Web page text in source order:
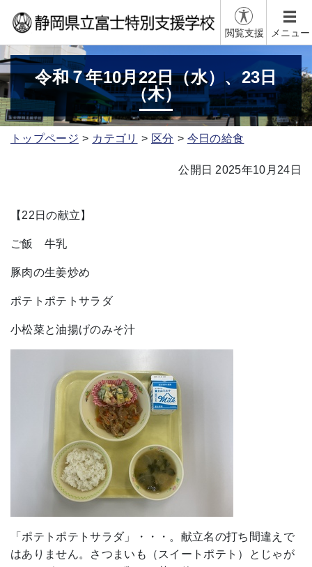
閲覧支援 メニュー
令和７年10月22日（水）、23日
（木）
トップページ カテゴリ 区分 今日の給食
公開日 2025年10月24日
【22日の献立】
ご飯 牛乳
豚肉の生姜炒め
ポテトポテトサラダ
小松菜と油揚げのみそ汁
「ポテトポテトサラダ」・・・。献立名の打ち間違えで
はありません。さつまいも（スイートポテト）とじゃが